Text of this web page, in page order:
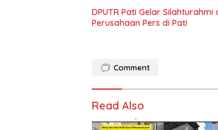
DPUTR Pati Gelar
Perusahaan Pers di Pati
Comment
Read Also